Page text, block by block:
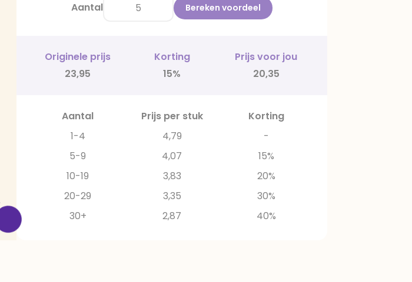
Aantal Bereken voordeel
Originele prijs Korting
Prijs voor jou
23,95
15% 20,35
Aantal Prijs per stuk
Korting
1-4
4,79
-
5-9
4,07
15%
10-19
3,83
20%
20-29
3,35
30%
30+
2,87 40%